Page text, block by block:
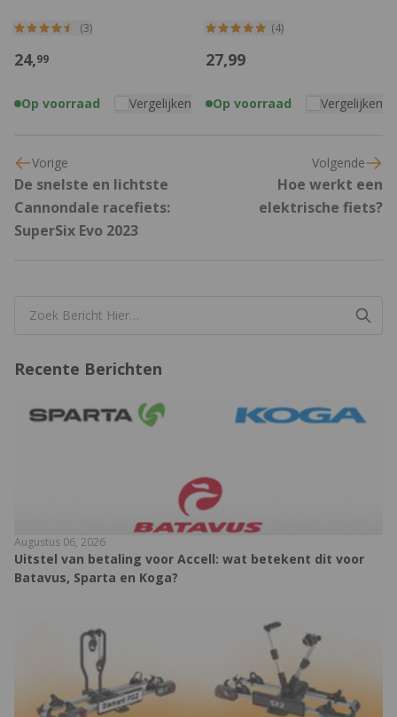
(3)
24,99
Op voorraad Vergelijken
(4)
27,99
Op voorraad Vergelijken
Vorige
De snelste en lichtste
Cannondale racefiets:
SuperSix Evo 2023
Volgende
Hoe werkt een
elektrische fiets?
Recente Berichten
Augustus 06, 2026
Uitstel van betaling voor Accell: wat betekent dit voor
Batavus, Sparta en Koga?